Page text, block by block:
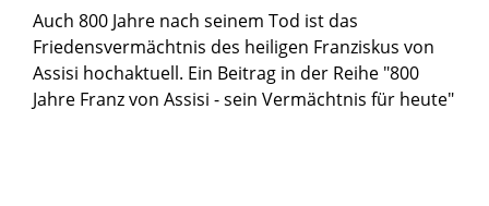
Auch 800 Jahre nach seinem Tod ist das
Friedensvermächtnis des heiligen Franziskus von
Assisi hochaktuell. Ein Beitrag in der Reihe "800
Jahre Franz von Assisi - sein Vermächtnis für heute"